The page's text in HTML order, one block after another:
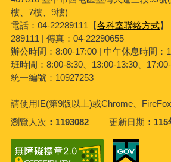
政府網站資料開放宣告 交通資訊
隱私權政策
407610 臺中市西屯區臺灣大道三段99號(
樓、7樓、9樓)
289111 | 傳真：04-22290655
辦公時間：8:00-17:00 | 中午休息時間：
統一編號：10927253